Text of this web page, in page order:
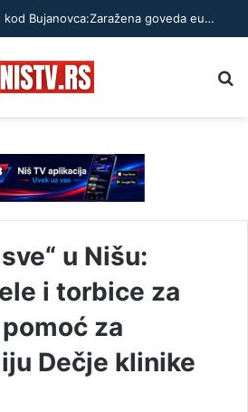
Bruceloza otkrivene kod Bujanovca:Zaražena goveda eutanazirana, bolest može da se prenese i na ljude
u Nišu:
i torbice za
za
Dečje klinike